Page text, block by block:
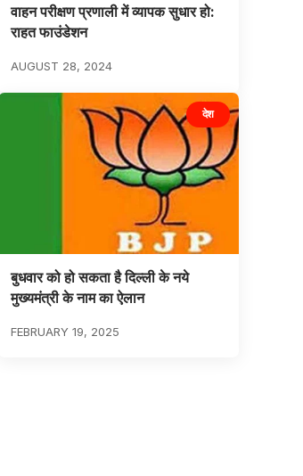
वाहन परीक्षण प्रणाली में व्यापक सुधार हो:
राहत फाउंडेशन
AUGUST 28, 2024
देश
बुधवार को हो सकता है दिल्ली के नये
मुख्यमंत्री के नाम का ऐलान
FEBRUARY 19, 2025